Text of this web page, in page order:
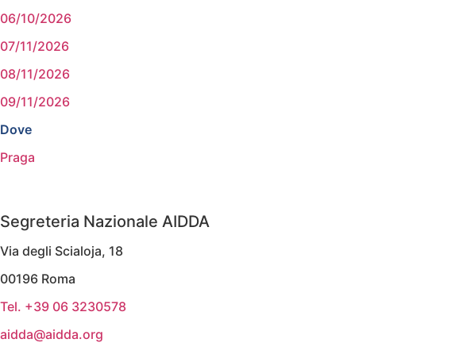
06/10/2026
07/11/2026
08/11/2026
09/11/2026
Dove
Praga
Segreteria Nazionale AIDDA
Via degli Scialoja, 18
00196 Roma
Tel. +39 06 3230578
aidda@aidda.org